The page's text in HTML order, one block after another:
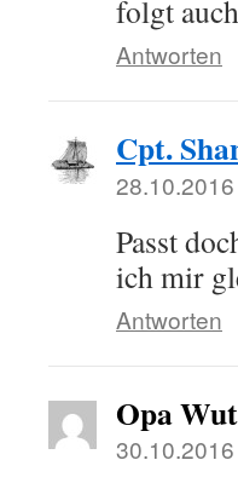
folgt
Antworten
Cpt.
Passt
ich mir
Antworten
Opa